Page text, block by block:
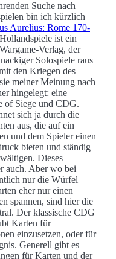
Suche nach
bin ich kürzlich
Aurelius: Rome 170-
ist ein
Verlag, der
Solospiele raus
den Kriegen des
meiner Meinung nach
hingelegt: eine
of Siege und CDG.
sich ja durch die
aus, die auf ein
und dem Spieler einen
bieten und ständig
Dieses
auch. Aber wo bei
nur die Würfel
eher nur einen
spannen, sind hier die
Der klassische CDG
Karten für
einzusetzen, oder für
Generell gibt es
für Karten und der